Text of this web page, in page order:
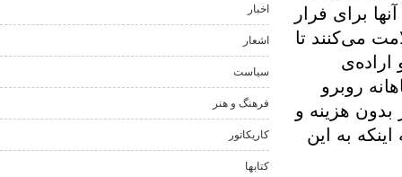
فرار
تا
هزینه و
به این
اخبار
اشعار
فرهنگ و هنر
کاریکاتور